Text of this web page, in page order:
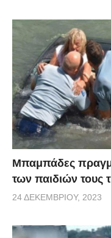
Μπαμπάδες
των παιδιών τους
24 ΔΕΚΕΜΒΡΊΟΥ, 2023